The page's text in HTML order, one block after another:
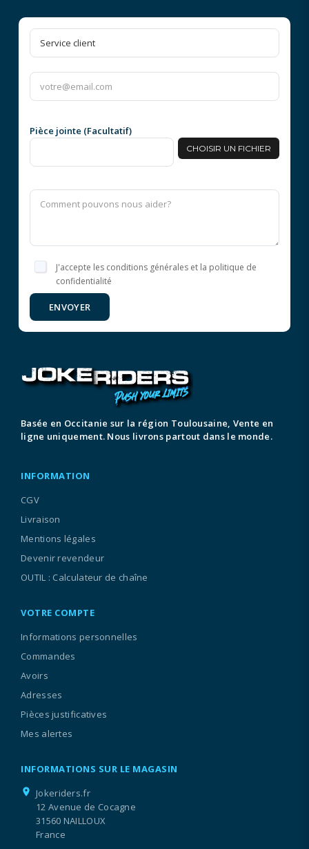
Pièce jointe (Facultatif)
CHOISIR UN FICHIER
J'accepte les conditions générales et la politique de
confidentialité
ENVOYER
Basée en Occitanie sur la région Toulousaine, Vente en
ligne uniquement. Nous livrons partout dans le monde.
INFORMATION
CGV
Livraison
Mentions légales
Devenir revendeur
OUTIL : Calculateur de chaîne
VOTRE COMPTE
Informations personnelles
Commandes
Avoirs
Adresses
Pièces justificatives
Mes alertes
INFORMATIONS SUR LE MAGASIN
location_on
Jokeriders.fr
12 Avenue de Cocagne
31560 NAILLOUX
France